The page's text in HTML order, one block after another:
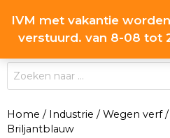
IVM met vakantie
verstuurd. van 8-08 tot
naar
inhoud
0
Producten
zoeken
Home / Industrie /Wegen verf/
Briljantblauw